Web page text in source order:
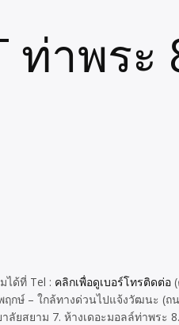
าพระ
ได้ที่ Tel : คลิกเพื่อดูเบอร์โทรติดต่อ
กษ์ – ใกล้ทางด่วนไปแจ้งวัฒนะ (
ลัยสยาม 7. ห้างเดอะมอลล์ท่าพระ